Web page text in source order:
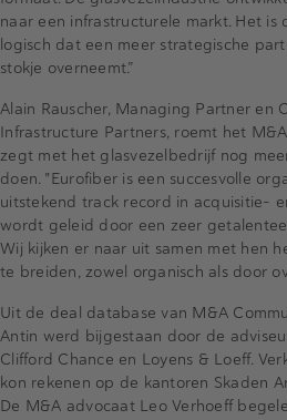
naar een infrastructurele markt. Het is
logisch dat een meer strategische
stokje overneemt.”
Alain Rauscher, Managing Partner en
Infrastructure Partners, roemt het
zegt met het glasvezelbedrijf nog
doen. "Eurofiber is een succesvolle
uitstekend track record in acquisitie-
wordt geleid door een zeer
Wij kijken er naar uit samen met hen
te breiden, zowel organisch als door
Uit de deal database van M&A
Antin werd bijgestaan door de
Clifford Chance en Loyens & Loeff.
kon rekenen op de kantoren Skaden
De M&A advocaat Leo Verhoeff